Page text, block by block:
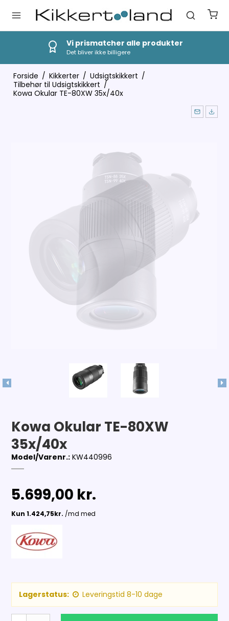
Hurtig Levering
1-3 dages levering
Forside / Kikkerter / Udsigtskikkert /
Tilbehør til Udsigtskikkert /
Kowa Okular TE-80XW 35x/40x
Kowa Okular TE-80XW
35x/40x
Model/Varenr.: KW440996
5.699,00 kr.
Lagerstatus: Leveringstid 8-10 dage